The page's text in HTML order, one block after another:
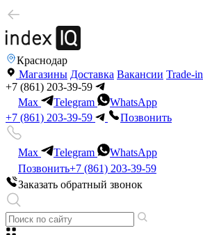
Краснодар
Магазины Доставка Вакансии Trade-in
+7 (861) 203-39-59
Max
Telegram
WhatsApp
+7 (861) 203-39-59
Позвонить
Max Telegram
WhatsApp
Позвонить+7 (861) 203-39-59
Заказать обратный звонок